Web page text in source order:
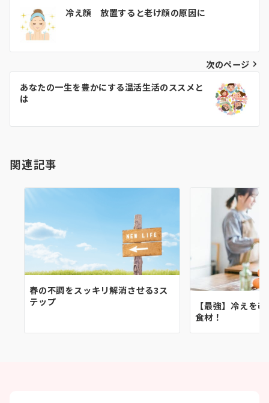
稿
ナ
ビ
ゲ
ー
シ
ン
冷え顔 放置すると老け顔の原因に
次のページ
あなたの一生を豊かにする温活生活のススメと
は
関連記事
春の不調をスッキリ解消させる3ス
テップ
【最強】冷えを
食材！